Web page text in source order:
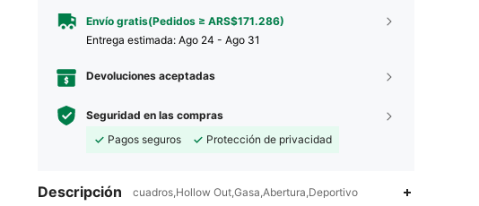
Envío gratis(Pedidos ≥ ARS$171.286)
Entrega estimada: Ago 24 - Ago 31
Devoluciones aceptadas
Seguridad en las compras
Pagos seguros
Protección de privacidad
Descripción cuadros,Hollow Out,Gasa,Abertura,Deportivo